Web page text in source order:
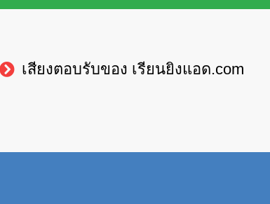
เสียงตอบรับของ เรียนยิงแอด.com